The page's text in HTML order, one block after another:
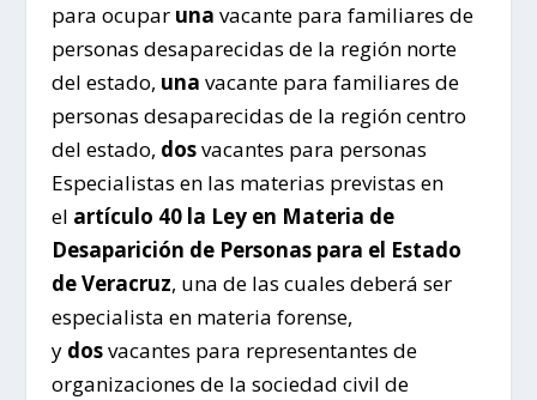
para ocupar una vacante para familiares de
personas desaparecidas de la región norte
del estado, una vacante para familiares de
personas desaparecidas de la región centro
del estado, dosvacantes para personas
Especialistas en las materias previstas en
el artículo 40 la Ley en Materia de
Desaparición de Personas para el Estado
de Veracruz, una de las cuales deberá ser
especialista en materia forense,
y dosvacantes para representantes de
organizaciones de la sociedad civil de